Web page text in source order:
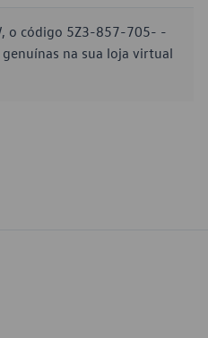
o código 5Z3-857-705- -
na sua loja virtual